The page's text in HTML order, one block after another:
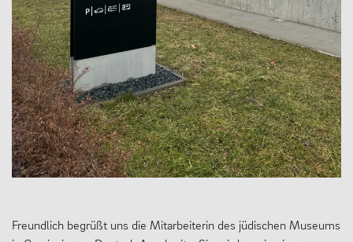
Freundlich begrüßt uns die Mitarbeiterin des jüdischen Museums